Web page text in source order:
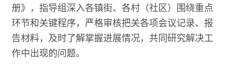
册》，指导组深入各镇街、各村（社区）围绕重点
环节和关键程序，严格审核把关各项会议记录、报
告材料，及时了解掌握进展情况，共同研究解决工
作中出现的问题。